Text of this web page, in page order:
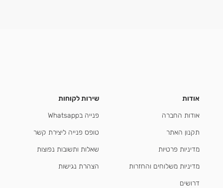
אודות
אודות החברה
תקנון האתר
מדיניות פרטיות
מדיניות משלוחים והחזרות
דרושים
שירות לקוחות
פנייה בWhatsapp
טופס פנייה ליצירת קשר
שאלות ותשובות נפוצות
הצהרת נגישות